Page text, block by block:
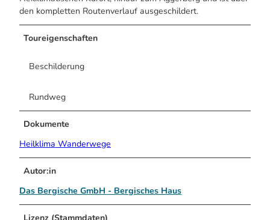
den kompletten Routenverlauf ausgeschildert.
Toureigenschaften
Beschilderung
Rundweg
Dokumente
Heilklima Wanderwege
Autor:in
Das Bergische GmbH - Bergisches Haus